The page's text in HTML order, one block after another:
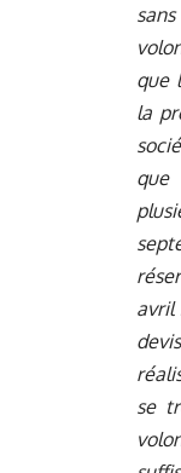
que
la
avril
se